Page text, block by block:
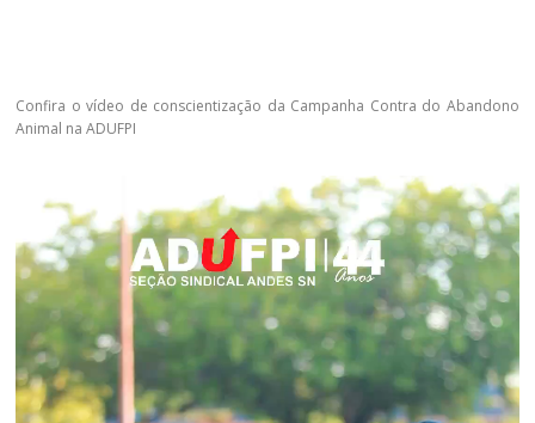
Confira o vídeo de conscientização da Campanha Contra do Abandono
Animal na ADUFPI